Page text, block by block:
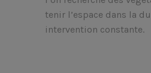
tenir l’espace dans la
intervention constante.